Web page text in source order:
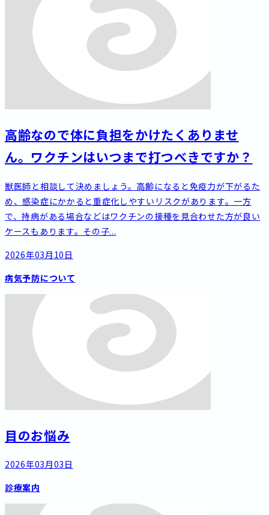
高齢なので体に負担をかけたくありませ
ん。ワクチンはいつまで打つべきですか？
獣医師と相談して決めましょう。高齢になると免疫力が下がるた
め、感染症にかかると重症化しやすいリスクがあります。一方
で、持病がある場合などはワクチンの接種を見合わせた方が良い
ケースもあります。その子...
2026年03月10日
病気予防について
目のお悩み
2026年03月03日
診療案内